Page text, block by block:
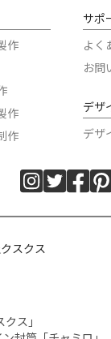
作
作
作
サポ
よく
お問
デザ
デザ
スクス
ス」